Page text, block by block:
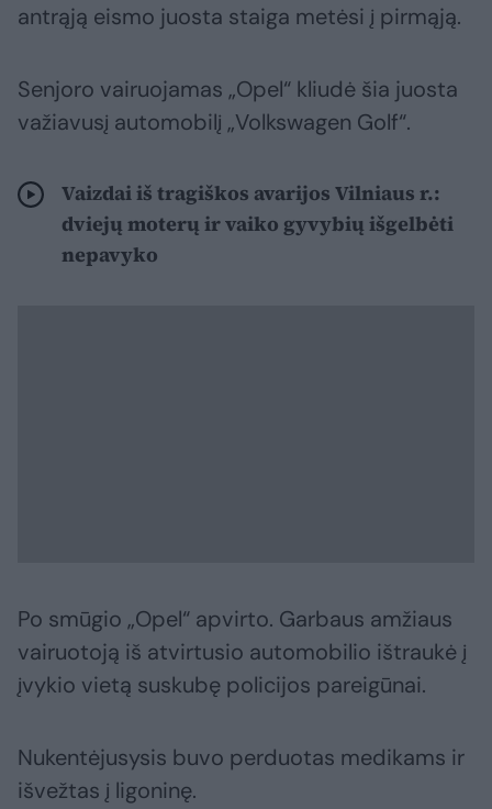
antrąją eismo juosta staiga metėsi į pirmąją.
Senjoro vairuojamas „Opel“ kliudė šia juosta
važiavusį automobilį „Volkswagen Golf“.
Vaizdai iš tragiškos avarijos Vilniaus r.:
dviejų moterų ir vaiko gyvybių išgelbėti
nepavyko
Po smūgio „Opel“ apvirto. Garbaus amžiaus
vairuotoją iš atvirtusio automobilio ištraukė į
įvykio vietą suskubę policijos pareigūnai.
Nukentėjusysis buvo perduotas medikams ir
išvežtas į ligoninę.